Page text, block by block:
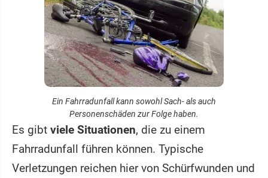
Ein Fahrradunfall kann sowohl Sach- als auch
Personenschäden zur Folge haben.
Es gibt viele Situationen, die zu einem
Fahrradunfall führen können. Typische
Verletzungen reichen hier von Schürfwunden und